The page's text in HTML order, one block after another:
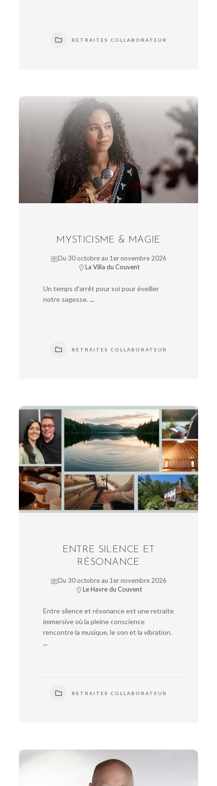
RETRAITES COLLABORATEUR
MYSTICISME & MAGIE
Du 30 octobre au 1er novembre 2026
La Villa du Couvent
Un temps d'arrêt pour soi pour éveiller
notre sagesse. ...
RETRAITES COLLABORATEUR
ENTRE SILENCE ET
RÉSONANCE
Du 30 octobre au 1er novembre 2026
Le Havre du Couvent
Entre silence et résonance est une retraite
immersive où la pleine conscience
rencontre la musique, le son et la vibration.
...
RETRAITES COLLABORATEUR